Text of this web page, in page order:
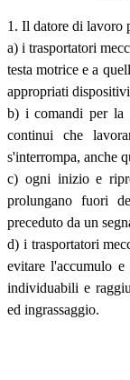
1. Il datore di lavoro
a) i trasportatori
testa motrice e a
appropriati
b) i comandi per la
continui che
s'interrompa, anche
c) ogni inizio e
prolungano fuori
preceduto da un
d) i trasportatori
evitare l'accumulo
individuabili e
ed ingrassaggio.